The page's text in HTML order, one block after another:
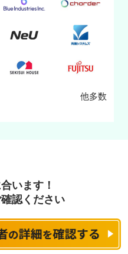
他多数
います！
認ください